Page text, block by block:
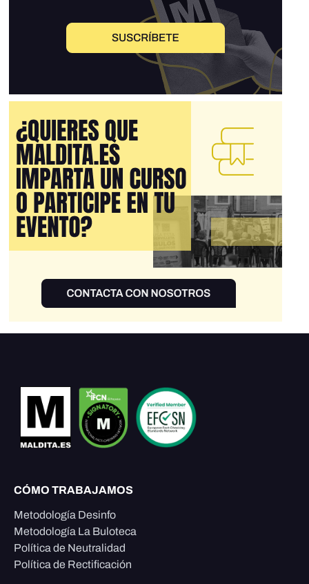
CÓMO TRABAJAMOS
Metodología Desinfo
Metodología La Buloteca
Política de Neutralidad
Política de Rectificación